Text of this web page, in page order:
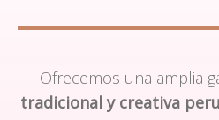
Ofrecemos una amplia
tradicional y creativa